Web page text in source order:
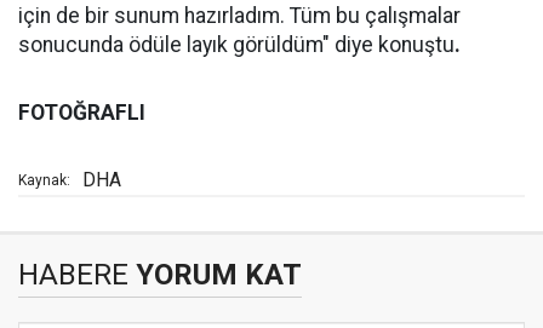
için de bir sunum hazırladım. Tüm bu çalışmalar
sonucunda ödüle layık görüldüm" diye konuştu.
FOTOĞRAFLI
Kaynak: DHA
HABERE YORUM KAT